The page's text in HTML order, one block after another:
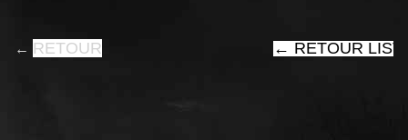
← RETOUR ← RETOUR